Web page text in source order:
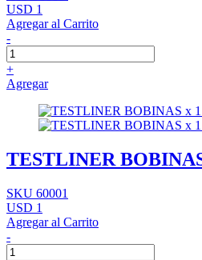
USD 1
Agregar al Carrito
-
+
Agregar
TESTLINER
SKU 60001
USD 1
Agregar al Carrito
-